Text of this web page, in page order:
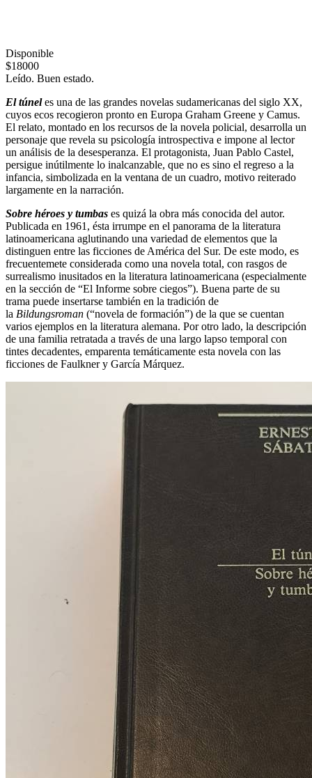
Disponible
$18000
Leído. Buen estado.
El túneles una de las grandes novelas sudamericanas del siglo XX,
cuyos ecos recogieron pronto en Europa Graham Greene y Camus.
El relato, montado en los recursos de la novela policial, desarrolla un
personaje que revela su psicología introspectiva e impone al lector
un análisis de la desesperanza. El protagonista, Juan Pablo Castel,
persigue inútilmente lo inalcanzable, que no es sino el regreso a la
infancia, simbolizada en la ventana de un cuadro, motivo reiterado
largamente en la narración.
Sobre héroes y tumbas es quizá la obra más conocida del autor.
Publicada en 1961, ésta irrumpe en el panorama de la literatura
latinoamericana aglutinando una variedad de elementos que la
distinguen entre las ficciones de América del Sur. De este modo, es
frecuentemete considerada como una novela total, con rasgos de
surrealismo inusitados en la literatura latinoamericana (especialmente
en la sección de “El Informe sobre ciegos”). Buena parte de su
trama puede insertarse también en la tradición de
la Bildungsroman (“novela de formación”) de la que se cuentan
varios ejemplos en la literatura alemana. Por otro lado, la descripción
de una familia retratada a través de una largo lapso temporal con
tintes decadentes, emparenta temáticamente esta novela con las
ficciones de Faulkner y García Márquez.